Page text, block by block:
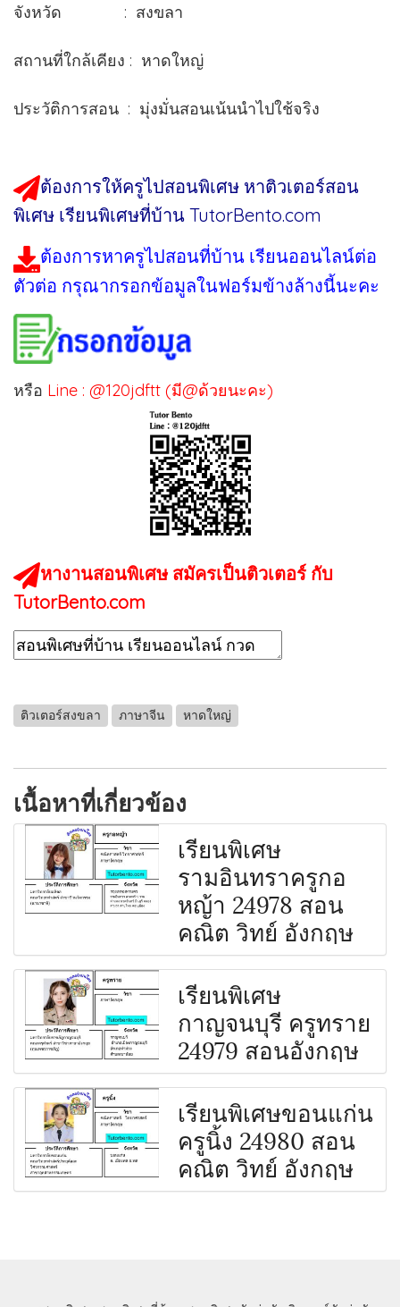
จังหวัด : สงขลา
สถานที่ใกล้เคียง : หาดใหญ่
ประวัติการสอน : มุ่งมั่นสอนเน้นนำไปใช้จริง
ต้องการให้ครูไปสอนพิเศษ หาติวเตอร์สอน
พิเศษ เรียนพิเศษที่บ้าน TutorBento.com
ต้องการหาครูไปสอนที่บ้าน เรียนออนไลน์ต่อ
ตัวต่อ กรุณากรอกข้อมูลในฟอร์มข้างล้างนี้นะคะ
หรือ Line : @120jdftt (มี@ด้วยนะคะ)
หางานสอนพิเศษ สมัครเป็นติวเตอร์ กับ
TutorBento.com
ติวเตอร์สงขลา ภาษาจีน หาดใหญ่
เนื้อหาที่เกี่ยวข้อง
เรียนพิเศษ
รามอินทราครูกอ
หญ้า 24978 สอน
คณิต วิทย์ อังกฤษ
เรียนพิเศษ
กาญจนบุรี ครูทราย
24979 สอนอังกฤษ
เรียนพิเศษขอนแก่น
ครูนิ้ง 24980 สอน
คณิต วิทย์ อังกฤษ